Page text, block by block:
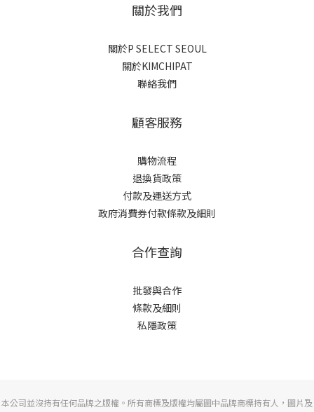
關於我們
關於P SELECT SEOUL
關於KIMCHIPAT
聯絡我們
顧客服務
購物流程
退換貨政策
付款及運送方式
政府消費券付款條款及細則
合作查詢
批發與合作
條款及細則
私隱政策
本公司並沒持有任何品牌之版權。所有商標及版權均屬圖中品牌商標持有人，圖片及